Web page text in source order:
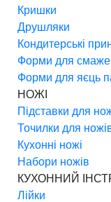
Кришки
Друшляки
Кондитерські
Форми для
Форми для яєць
НОЖІ
Підставки для
Точилки для
Кухонні ножі
Набори ножів
КУХОННИЙ
Лійки